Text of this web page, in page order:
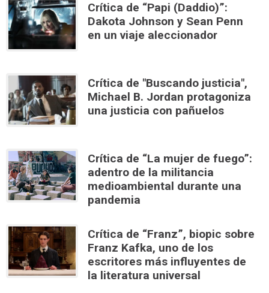
Crítica de “Papi (Daddio)”:
Dakota Johnson y Sean Penn
en un viaje aleccionador
Crítica de "Buscando justicia",
Michael B. Jordan protagoniza
una justicia con pañuelos
Crítica de “La mujer de fuego”:
adentro de la militancia
medioambiental durante una
pandemia
Crítica de “Franz”, biopic sobre
Franz Kafka, uno de los
escritores más influyentes de
la literatura universal